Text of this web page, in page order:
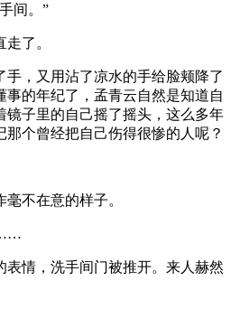
间。”
了。
，又用沾了凉水的手给脸颊降了
事的年纪了，孟青云自然是知道自
镜子里的自己摇了摇头，这么多年
个曾经把自己伤得很惨的人呢？
不在意的样子。
……
表情，洗手间门被推开。来人赫然